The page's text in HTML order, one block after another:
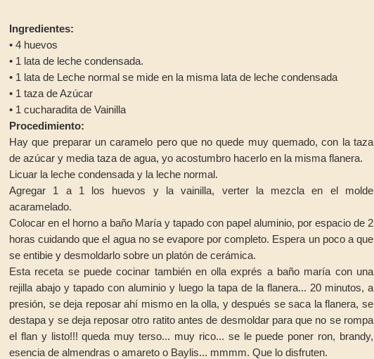
Ingredientes:
• 4 huevos
• 1 lata de leche condensada.
• 1 lata de Leche normal se mide en la misma lata de leche condensada
• 1 taza de Azúcar
• 1 cucharadita de Vainilla
Procedimiento:
Hay que preparar un caramelo pero que no quede muy quemado, con la taza
de azúcar y media taza de agua, yo acostumbro hacerlo en la misma flanera.
Licuar la leche condensada y la leche normal.
Agregar 1 a 1 los huevos y la vainilla, verter la mezcla en el molde
acaramelado.
Colocar en el horno a baño María y tapado con papel aluminio, por espacio de 2
horas cuidando que el agua no se evapore por completo. Espera un poco a que
se entibie y desmoldarlo sobre un platón de cerámica.
Esta receta se puede cocinar también en olla exprés a baño maría con una
rejilla abajo y tapado con aluminio y luego la tapa de la flanera... 20 minutos, a
presión, se deja reposar ahí mismo en la olla, y después se saca la flanera, se
destapa y se deja reposar otro ratito antes de desmoldar para que no se rompa
el flan y listo!!! queda muy terso... muy rico... se le puede poner ron, brandy,
esencia de almendras o amareto o Baylis... mmmm. Que lo disfruten.